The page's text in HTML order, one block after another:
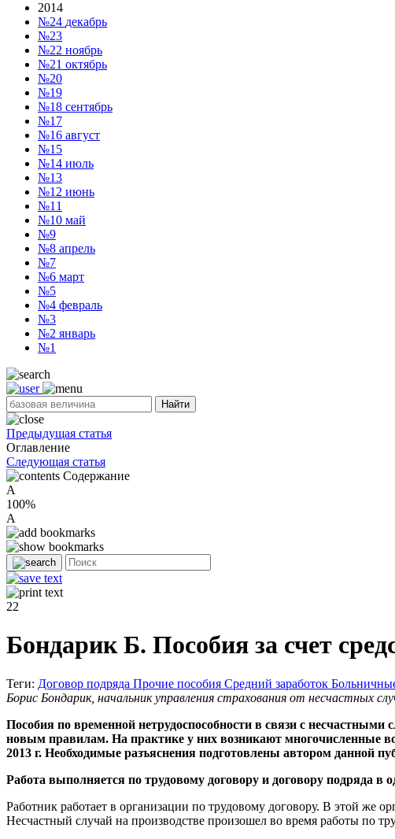
2014
№24 декабрь
№23
№22 ноябрь
№21 октябрь
№20
№19
№18 сентябрь
№17
№16 август
№15
№14 июль
№13
№12 июнь
№11
№10 май
№9
№8 апрель
№7
№6 март
№5
№4 февраль
№3
№2 январь
№1
Найти
Предыдущая статья
Оглавление
Следующая статья
Содержание
A
100%
A
22
Бондарик Б. Пособия за счет
Теги: Договор подряда Прочие пособия Средний заработок
Борис Бондарик, начальник управления страхования от несчастных
Пособия по временной нетрудоспособности в связи с
новым правилам. На практике у них возникают многочисленные
2013 г. Необходимые разъяснения подготовлены автором данной
Работа выполняется по трудовому договору и договору подряда в
Работник работает в организации по трудовому договору. В этой же
Несчастный случай на производстве произошел во время работы по